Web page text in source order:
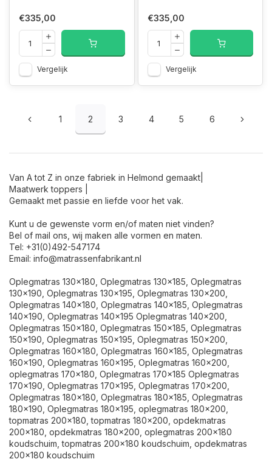
€335,00
Vergelijk
€335,00
Vergelijk
1 2 3 4 5 6
Van A tot Z in onze fabriek in Helmond gemaakt|
Maatwerk toppers |
Gemaakt met passie en liefde voor het vak.
Kunt u de gewenste vorm en/of maten niet vinden?
Bel of mail ons, wij maken alle vormen en maten.
Tel: +31(0)492-547174
Email: info@matrassenfabrikant.nl
Oplegmatras 130x180, Oplegmatras 130x185, Oplegmatras
130x190, Oplegmatras 130x195, Oplegmatras 130x200,
Oplegmatras 140x180, Oplegmatras 140x185, Oplegmatras
140x190, Oplegmatras 140x195 Oplegmatras 140x200,
Oplegmatras 150x180, Oplegmatras 150x185, Oplegmatras
150x190, Oplegmatras 150x195, Oplegmatras 150x200,
Oplegmatras 160x180, Oplegmatras 160x185, Oplegmatras
160x190, Oplegmatras 160x195, Oplegmatras 160x200,
oplegmatras 170x180, Oplegmatras 170x185 Oplegmatras
170x190, Oplegmatras 170x195, Oplegmatras 170x200,
Oplegmatras 180x180, Oplegmatras 180x185, Oplegmatras
180x190, Oplegmatras 180x195, oplegmatras 180x200,
topmatras 200x180, topmatras 180x200, opdekmatras
200x180, opdekmatras 180x200, oplegmatras 200x180
koudschuim, topmatras 200x180 koudschuim, opdekmatras
200x180 koudschuim